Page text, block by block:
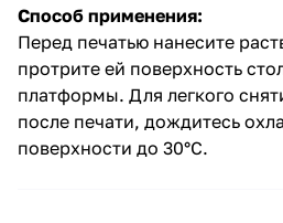
Способ применения:
Перед печатью нанесите
протрите ей поверхность
платформы. Для легкого
после печати, дождитесь
поверхности до 30°C.